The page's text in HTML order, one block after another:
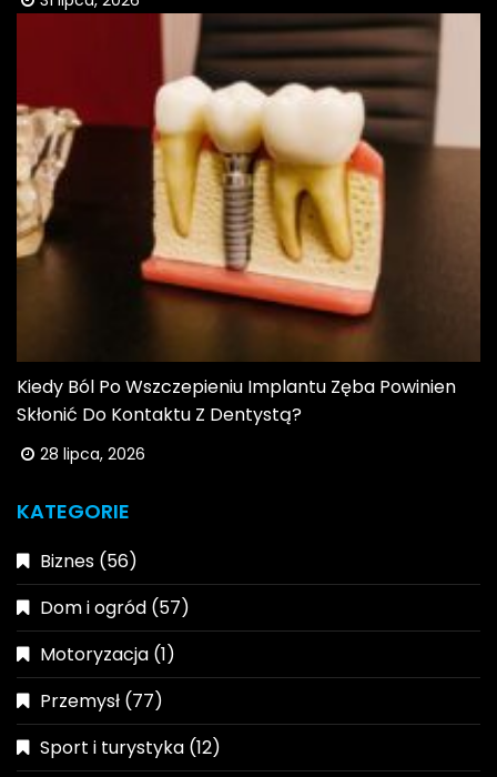
Kiedy Ból Po Wszczepieniu Implantu Zęba Powinien
Skłonić Do Kontaktu Z Dentystą?
28 lipca, 2026
KATEGORIE
Biznes (56)
Dom i ogród (57)
Motoryzacja (1)
Przemysł (77)
Sport i turystyka (12)